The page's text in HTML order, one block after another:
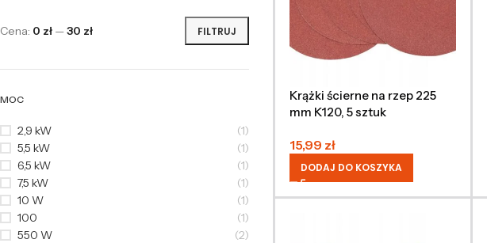
FILTRUJ
Cena: 0 zł —30 zł
MOC
2,9 kW
(1)
5,5 kW
(1)
6,5 kW
(1)
7,5 kW
(1)
10 W
(1)
100
(1)
550 W
(2)
Krążki ścierne na rzep 225
mm K120, 5 sztuk
15,99 zł
DODAJ DO KOSZYKA